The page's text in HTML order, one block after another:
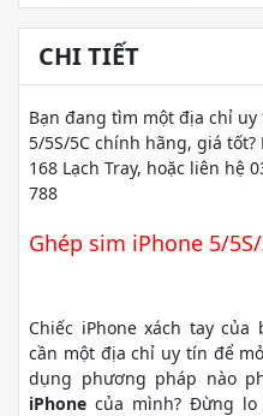
CHI TIẾT
Bạn đang tìm một địa chỉ
5/5S/5C chính hãng, giá
168 Lạch Tray, hoặc liên hệ
788
Ghép sim iPhone 5/
Chiếc iPhone xách tay
cần một địa chỉ uy tín để
dụng phương pháp nào
iPhone của mình? Đừng